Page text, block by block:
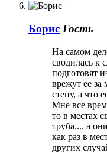
Борис Гость
На самом
сводилась к
подготовят
врежут ее за
стену, а что
Мне все
то в местах
труба.... а
как раз в
других